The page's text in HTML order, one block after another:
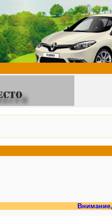
Внимание, у нас есть